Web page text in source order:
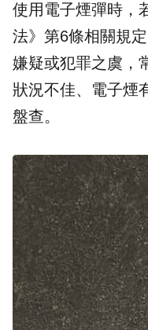
使用電子煙彈時，
法》第6條相關規
嫌疑或犯罪之虞，
狀況不佳、電子煙
盤查。